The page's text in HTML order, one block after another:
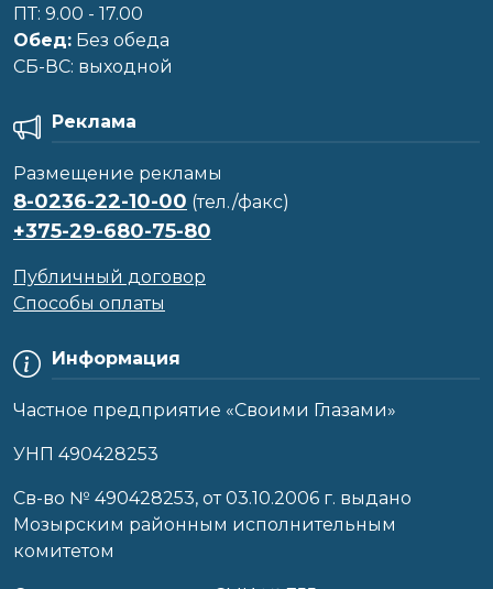
ПТ: 9.00 - 17.00
Обед: Без обеда
CБ-ВС: выходной
Информация
Частное предприятие «Своими Глазами»
УНП 490428253
Cв-во № 490428253, от 03.10.2006 г. выдано
Мозырским районным исполнительным
комитетом
Реклама
Размещение рекламы
8-0236-22-10-00 (тел./факс)
+375-29-680-75-80
Публичный договор
Способы оплаты